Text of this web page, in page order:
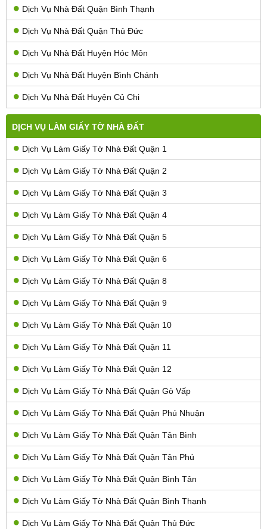
Dịch Vụ Nhà Đất Quận Bình Thạnh
Dịch Vụ Nhà Đất Quận Thủ Đức
Dịch Vụ Nhà Đất Huyện Hóc Môn
Dịch Vụ Nhà Đất Huyện Bình Chánh
Dịch Vụ Nhà Đất Huyện Củ Chi
DỊCH VỤ LÀM GIẤY TỜ NHÀ ĐẤT
Dịch Vụ Làm Giấy Tờ Nhà Đất Quận 1
Dịch Vụ Làm Giấy Tờ Nhà Đất Quận 2
Dịch Vụ Làm Giấy Tờ Nhà Đất Quận 3
Dịch Vụ Làm Giấy Tờ Nhà Đất Quận 4
Dịch Vụ Làm Giấy Tờ Nhà Đất Quận 5
Dịch Vụ Làm Giấy Tờ Nhà Đất Quận 6
Dịch Vụ Làm Giấy Tờ Nhà Đất Quận 8
Dịch Vụ Làm Giấy Tờ Nhà Đất Quận 9
Dịch Vụ Làm Giấy Tờ Nhà Đất Quận 10
Dịch Vụ Làm Giấy Tờ Nhà Đất Quận 11
Dịch Vụ Làm Giấy Tờ Nhà Đất Quận 12
Dịch Vụ Làm Giấy Tờ Nhà Đất Quận Gò Vấp
Dịch Vụ Làm Giấy Tờ Nhà Đất Quận Phú Nhuận
Dịch Vụ Làm Giấy Tờ Nhà Đất Quận Tân Bình
Dịch Vụ Làm Giấy Tờ Nhà Đất Quận Tân Phú
Dịch Vụ Làm Giấy Tờ Nhà Đất Quận Bình Tân
Dịch Vụ Làm Giấy Tờ Nhà Đất Quận Bình Thạnh
Dịch Vụ Làm Giấy Tờ Nhà Đất Quận Thủ Đức